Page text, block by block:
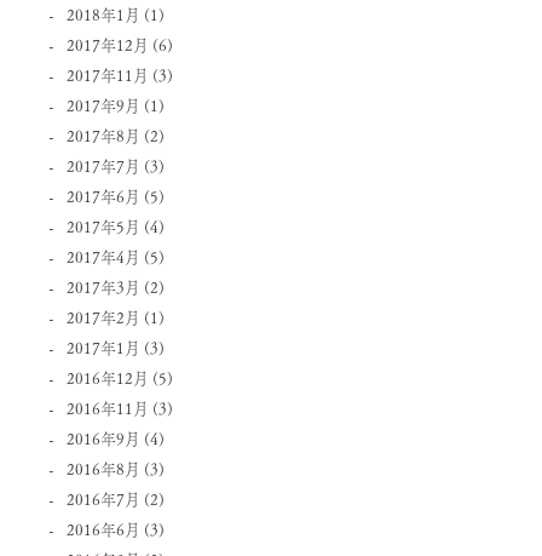
2018年1月 (1)
2017年12月 (6)
2017年11月 (3)
2017年9月 (1)
2017年8月 (2)
2017年7月 (3)
2017年6月 (5)
2017年5月 (4)
2017年4月 (5)
2017年3月 (2)
2017年2月 (1)
2017年1月 (3)
2016年12月 (5)
2016年11月 (3)
2016年9月 (4)
2016年8月 (3)
2016年7月 (2)
2016年6月 (3)